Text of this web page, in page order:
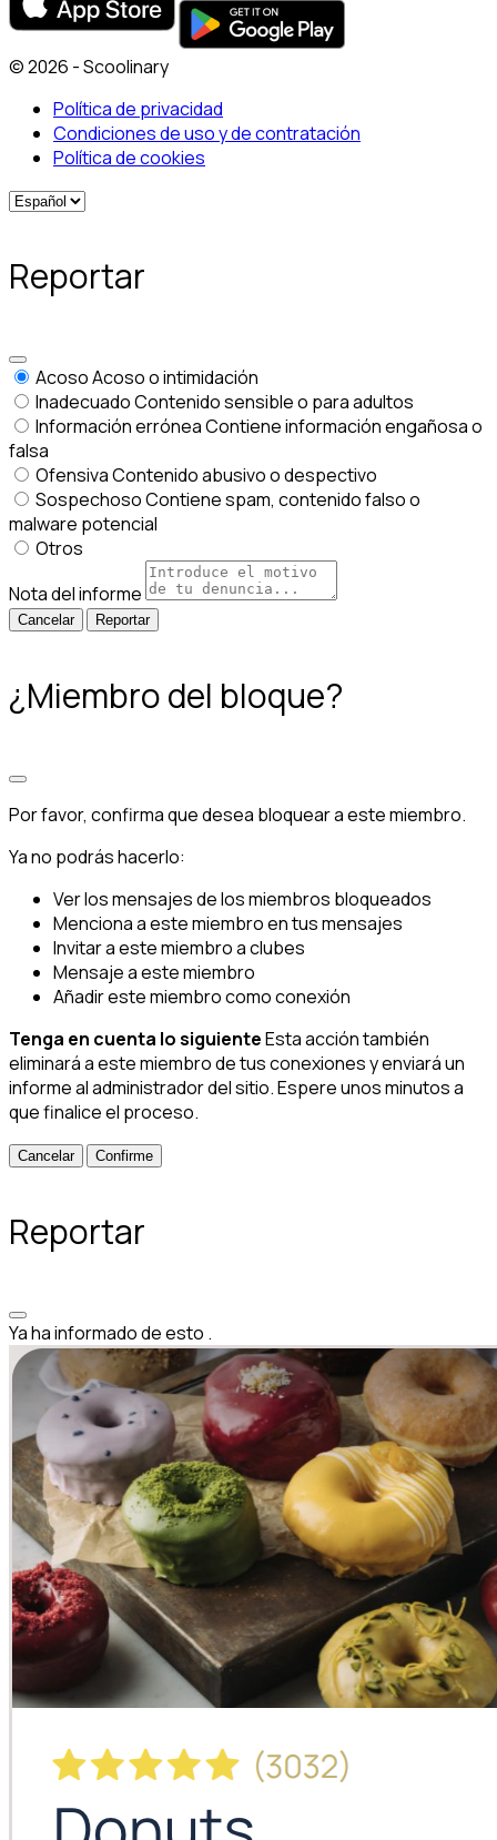
© 2026 - Scoolinary
Política de privacidad
Condiciones de uso y de contratación
Política de cookies
Reportar
AcosoAcoso o intimidación
InadecuadoContenido sensible o para adultos
Información erróneaContiene información engañosa o
falsa
OfensivaContenido abusivo o despectivo
SospechosoContiene spam, contenido falso o
malware potencial
Otros
Nota del informe
Reportar
¿Miembro del bloque?
Por favor, confirma que desea bloquear a este miembro.
Ya no podrás hacerlo:
Ver los mensajes de los miembros bloqueados
Menciona a este miembro en tus mensajes
Invitar a este miembro a clubes
Mensaje a este miembro
Añadir este miembro como conexión
Tenga en cuenta lo siguienteEsta acción también
eliminará a este miembro de tus conexiones y enviará un
informe al administrador del sitio. Espere unos minutos a
que finalice el proceso.
Confirme
Reportar
Ya ha informado de esto .